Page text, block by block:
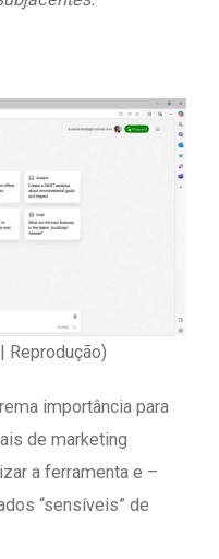
importância para
de marketing
a ferramenta e –
“sensíveis” de